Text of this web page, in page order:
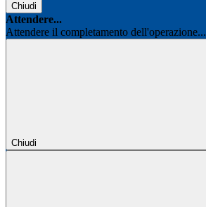
Chiudi
Attendere...
Attendere il completamento dell'operazione...
Chiudi